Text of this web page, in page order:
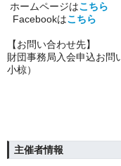
ホームページはこちら
Facebookはこちら
【お問い合わせ先】
財団事務局入会申込お問
小椋）
主催者情報